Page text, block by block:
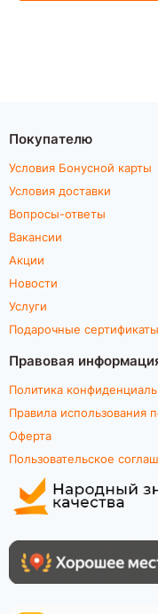
Покупателю
Условия Бонусной карты
Условия доставки
Вопросы-ответы
Вакансии
Акции
Новости
Услуги
Подарочные сертификаты
Правовая
Политика
Правила использования
Оферта
Пользовательское